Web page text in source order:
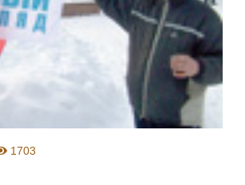
1703